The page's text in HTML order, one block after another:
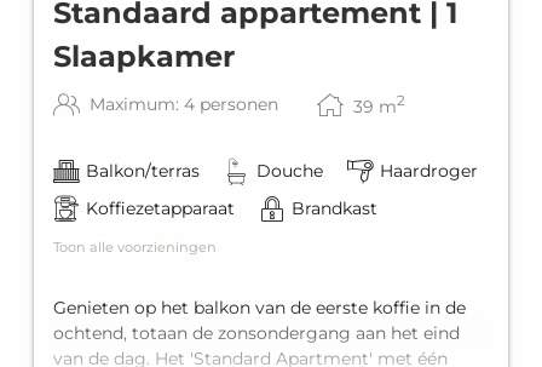
Standaard appartement | 1
Slaapkamer
Maximum: 4 personen 39 m2
Balkon/terras Douche
Haardroger
Koffiezetapparaat
Brandkast
Toon alle voorzieningen
Genieten op het balkon van de eerste koffie in de
ochtend, totaan de zonsondergang aan het eind
van de dag. Het 'Standard Apartment' met één